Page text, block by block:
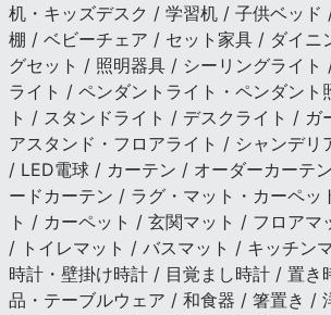
机・キッズデスク / 学習机 / 子供ベッド
棚 / ベビーチェア / セット家具 / ダイニ
グセット / 照明器具 / シーリングライト
ライト / ペンダントライト・ペンダント
ト / スタンドライト / デスクライト / ガ
アスタンド・フロアライト / シャンデリ
/ LED電球 / カーテン / オーダーカーテ
ードカーテン / ラグ・マット・カーペッ
ト / カーペット / 玄関マット / フロアマ
/ トイレマット / バスマット / キッチン
時計・壁掛け時計 / 目覚まし時計 / 置き
品・テーブルウェア / 和食器 / 箸置き /